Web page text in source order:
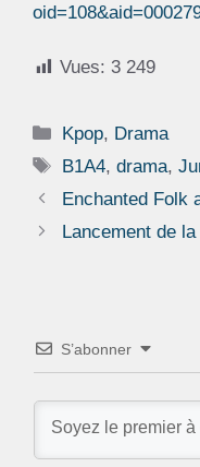
Vues: 3 249
Catégories
Kpop, Drama
Étiquettes
B1A4,drama,
Enchanted Folk
Lancement de
S’abonner